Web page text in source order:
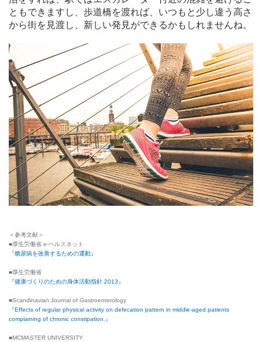
ともできますし、歩道橋を渡れば、いつもと少し違う高さ
から街を見渡し、新しい発見ができるかもしれませんね。
＜参考文献＞
■厚生労働省 e-ヘルスネット
『糖尿病を改善するための運動』
■厚生労働省
『健康づくりのための身体活動指針 2013』
■Scandinavian Journal of Gastroenterology
『Effects of regular physical activity on defecation pattern in middle-aged patients
complaining of chronic constipation.』
■MCMASTER UNIVERSITY